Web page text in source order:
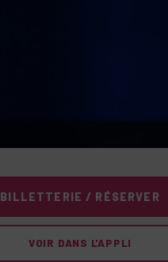
BILLETTERIE / RÉSERVER
VOIR DANS L'APPLI